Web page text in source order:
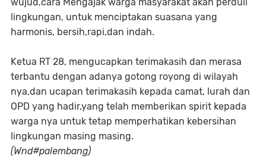
lingkungan, untuk menciptakan suasana yang
harmonis, bersih,rapi,dan indah.
Ketua RT 28, mengucapkan terimakasih dan merasa
terbantu dengan adanya gotong royong di wilayah
nya,dan ucapan terimakasih kepada camat, lurah dan
OPD yang hadir,yang telah memberikan spirit kepada
warga nya untuk tetap memperhatikan kebersihan
lingkungan masing masing.
(Wnd#palembang)